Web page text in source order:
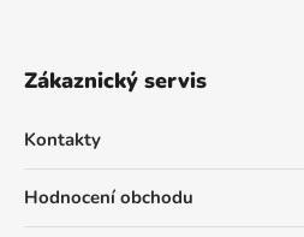
Zákaznický servis
Kontakty
Hodnocení obchodu